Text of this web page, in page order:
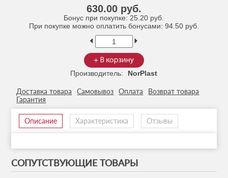
630.00 руб.
Бонус при покупке: 25.20 руб.
При покупке можно оплатить бонусами: 94.50 руб.
Производитель: NorPlast
Доставка товара Самовывоз Оплата
Возврат товара
Гарантия
Описание Характеристика Отзывы
СОПУТСТВУЮЩИЕ ТОВАРЫ